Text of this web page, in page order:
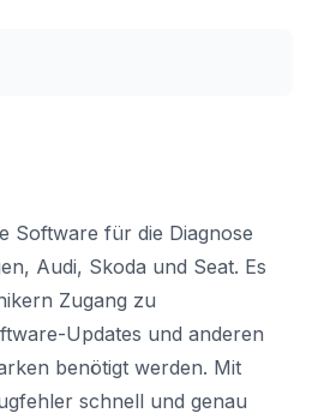
Software für die Diagnose
Audi, Skoda und Seat. Es
Zugang zu
Updates und anderen
benötigt werden. Mit
schnell und genau